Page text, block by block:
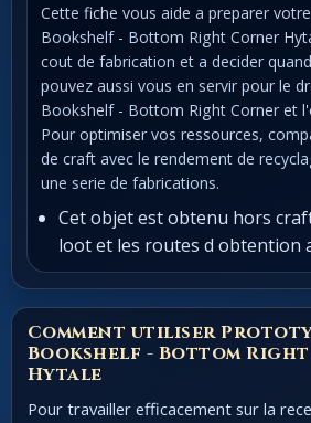
Cette fiche vous aide a preparer
Bookshelf - Bottom Right Corner
cout de fabrication et a decider
pouvez aussi vous en servir pour le
Bookshelf - Bottom Right Corner et
Pour optimiser vos ressources,
de craft avec le rendement de
une serie de fabrications.
Cet objet est obtenu hors
loot et les routes d obtention
Comment utiliser
Bookshelf - Bottom
Hytale
Pour travailler efficacement sur la